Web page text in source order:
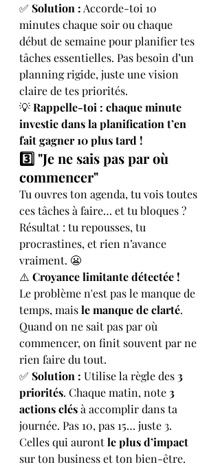
✅ Solution : Accorde-toi 10
minutes chaque soir ou chaque
début de semaine pour planifier tes
tâches essentielles. Pas besoin d’un
planning rigide, juste une vision
claire de tes priorités.
💡 Rappelle-toi : chaque minute
investie dans la planification t’en
fait gagner 10 plus tard !
3️⃣ "Je ne sais pas par où
commencer"
Tu ouvres ton agenda, tu vois toutes
ces tâches à faire… et tu bloques ?
Résultat : tu repousses, tu
procrastines, et rien n’avance
vraiment. 😬
⚠️ Croyance limitante détectée !
Le problème n'est pas le manque de
temps, mais le manque de clarté.
Quand on ne sait pas par où
commencer, on finit souvent par ne
rien faire du tout.
✅ Solution : Utilise la règle des 3
priorités. Chaque matin, note 3
actions clés à accomplir dans ta
journée. Pas 10, pas 15… juste 3.
Celles qui auront le plus d’impact
sur ton business et ton bien-être.